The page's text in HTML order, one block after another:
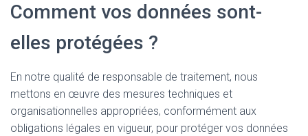
Comment vos données sont-
elles protégées ?
En notre qualité de responsable de traitement, nous
mettons en œuvre des mesures techniques et
organisationnelles appropriées, conformément aux
obligations légales en vigueur, pour protéger vos données